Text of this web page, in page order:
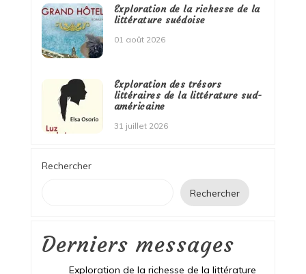
Exploration de la richesse de la
littérature suédoise
01 août 2026
Exploration des trésors
littéraires de la littérature sud-
américaine
31 juillet 2026
Rechercher
Rechercher
Derniers messages
Exploration de la richesse de la littérature